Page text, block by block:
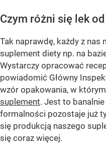
Czym różni się lek
Tak naprawdę, każdy z nas
suplement diety np. na
Wystarczy opracować
powiadomić Główny
wzór opakowania, w
suplement. Jest to
formalności pozostaje już
się produkcją naszego
się coraz więcej.